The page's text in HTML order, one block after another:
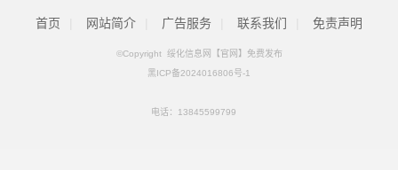
首页 网站简介 广告服务 联系我们 免责声明
©Copyright 绥化信息网【官网】免费发布
黑ICP备2024016806号-1
电话： 13845599799